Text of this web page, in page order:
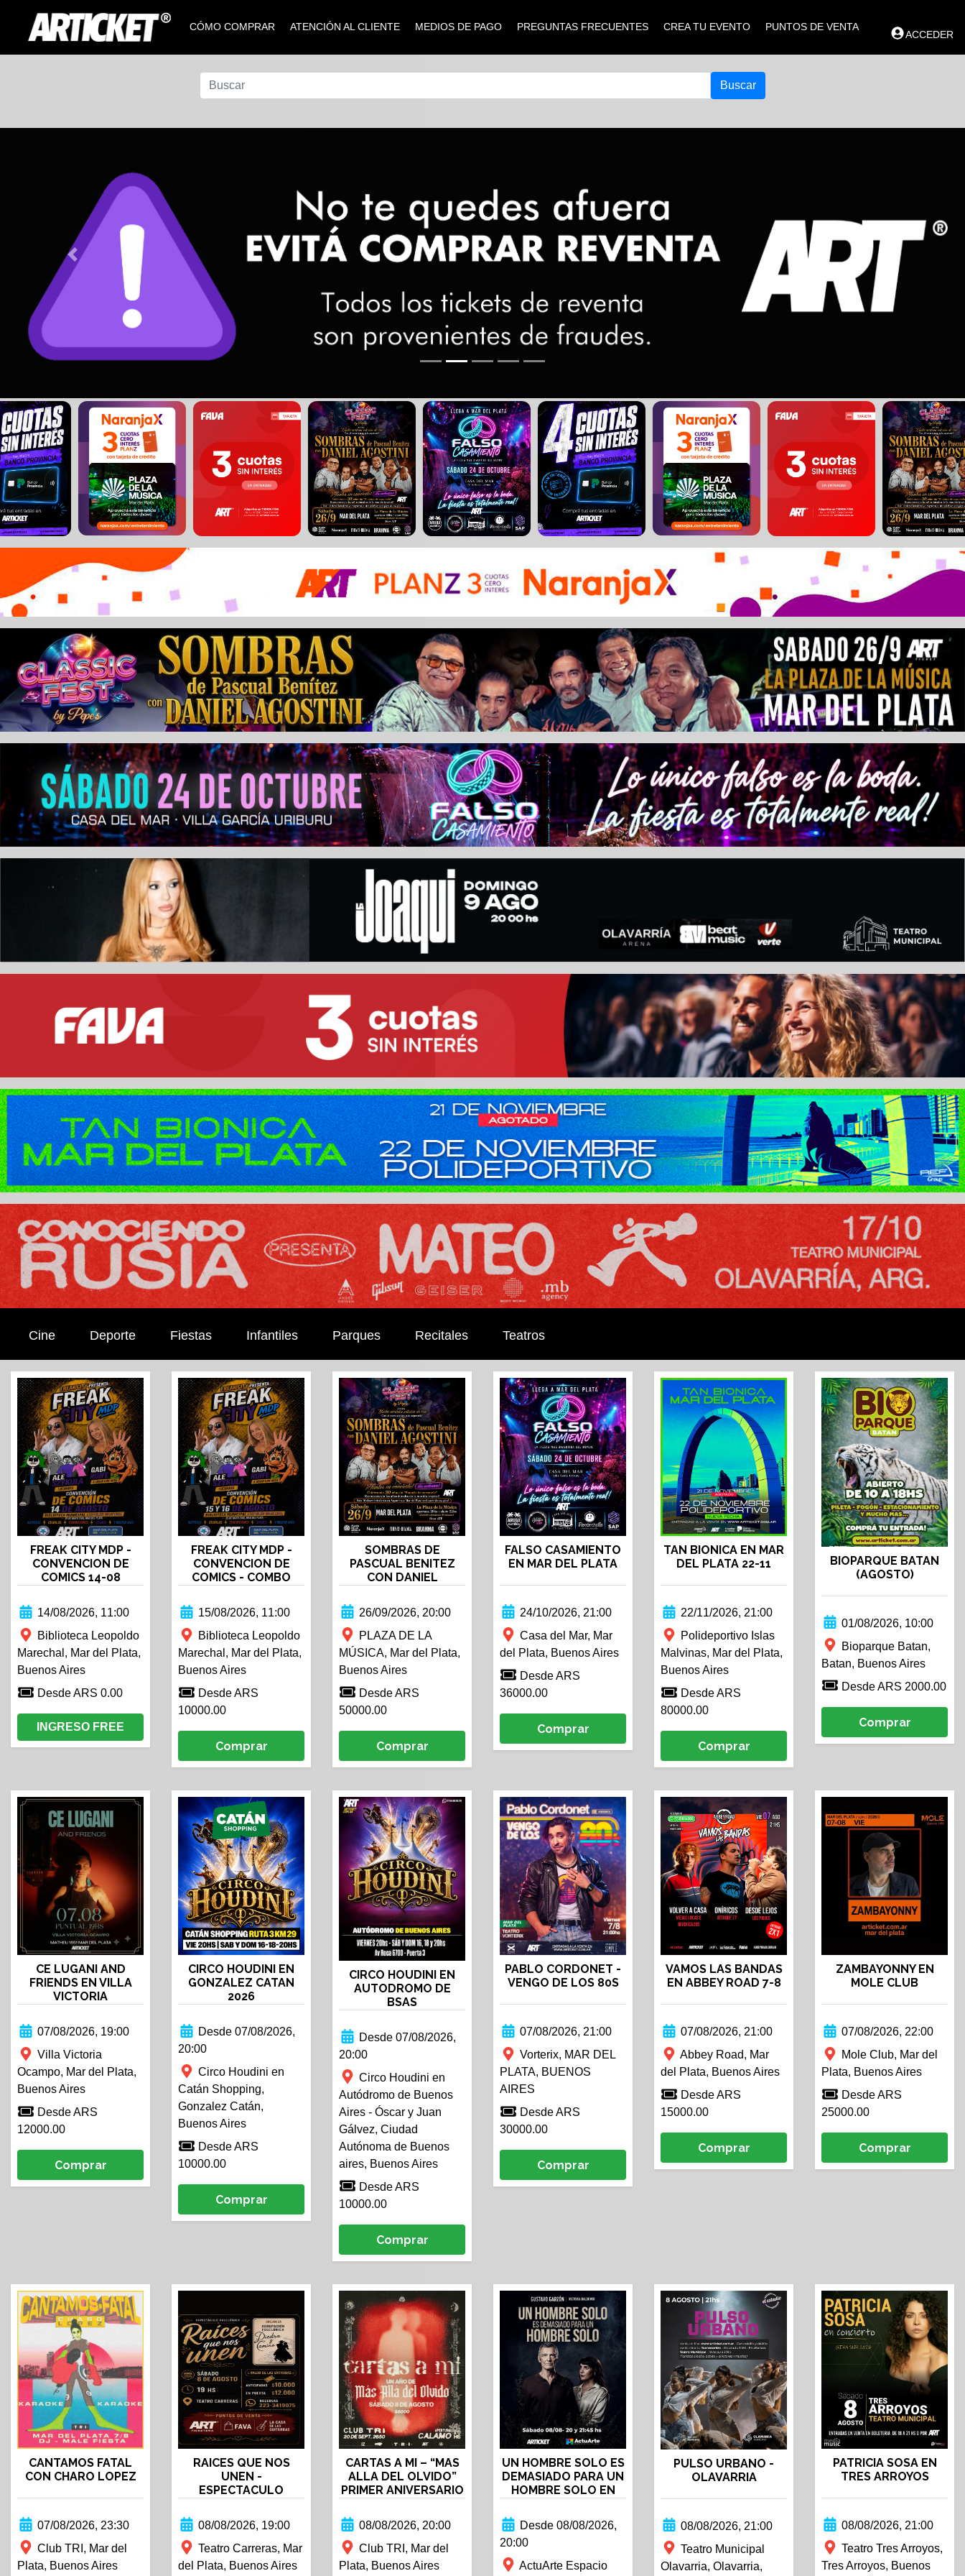
CÓMO COMPRAR ATENCIÓN AL CLIENTE MEDIOS DE PAGO PREGUNTAS FRECUENTES CREA TU EVENTO PUNTOS DE VENTA
ACCEDER
Buscar
Previous Next
Cine Deporte Fiestas Infantiles Parques Recitales Teatros
FREAK CITY MDP -
CONVENCION DE
COMICS 14-08
14/08/2026, 11:00
Biblioteca Leopoldo
Marechal, Mar del Plata,
Buenos Aires
Desde ARS 0.00
INGRESO FREE
FREAK CITY MDP -
CONVENCION DE
COMICS - COMBO
15/08/2026, 11:00
Biblioteca Leopoldo
Marechal, Mar del Plata,
Buenos Aires
Desde ARS
10000.00
Comprar
SOMBRAS DE
PASCUAL BENITEZ
CON DANIEL
DEL PLATA
26/09/2026, 20:00
PLAZA DE LA
MÚSICA, Mar del Plata,
Buenos Aires
Desde ARS
50000.00
Comprar
FALSO CASAMIENTO
EN MAR DEL PLATA
24/10/2026, 21:00
Casa del Mar, Mar
del Plata, Buenos Aires
Desde ARS
36000.00
Comprar
TAN BIONICA EN MAR
DEL PLATA 22-11
22/11/2026, 21:00
Polideportivo Islas
Malvinas, Mar del Plata,
Buenos Aires
Desde ARS
80000.00
Comprar
BIOPARQUE BATAN
(AGOSTO)
01/08/2026, 10:00
Bioparque Batan,
Batan, Buenos Aires
Desde ARS 2000.00
Comprar
CE LUGANI AND
FRIENDS EN VILLA
VICTORIA
07/08/2026, 19:00
Villa Victoria
Ocampo, Mar del Plata,
Buenos Aires
Desde ARS
12000.00
Comprar
CIRCO HOUDINI EN
GONZALEZ CATAN
2026
Desde 07/08/2026,
20:00
Circo Houdini en
Catán Shopping,
Gonzalez Catán,
Buenos Aires
Desde ARS
10000.00
Comprar
CIRCO HOUDINI EN
AUTODROMO DE
BSAS
Desde 07/08/2026,
20:00
Circo Houdini en
Autódromo de Buenos
Aires - Óscar y Juan
Gálvez, Ciudad
Autónoma de Buenos
aires, Buenos Aires
Desde ARS
10000.00
Comprar
PABLO CORDONET -
VENGO DE LOS 80S
07/08/2026, 21:00
Vorterix, MAR DEL
PLATA, BUENOS
AIRES
Desde ARS
30000.00
Comprar
VAMOS LAS BANDAS
EN ABBEY ROAD 7-8
07/08/2026, 21:00
Abbey Road, Mar
del Plata, Buenos Aires
Desde ARS
15000.00
Comprar
ZAMBAYONNY EN
MOLE CLUB
07/08/2026, 22:00
Mole Club, Mar del
Plata, Buenos Aires
Desde ARS
25000.00
Comprar
CANTAMOS FATAL
CON CHARO LOPEZ
07/08/2026, 23:30
Club TRI, Mar del
Plata, Buenos Aires
RAICES QUE NOS
UNEN -
ESPECTACULO
08/08/2026, 19:00
Teatro Carreras, Mar
del Plata, Buenos Aires
CARTAS A MI – “MAS
ALLA DEL OLVIDO”
PRIMER ANIVERSARIO
08/08/2026, 20:00
Club TRI, Mar del
Plata, Buenos Aires
UN HOMBRE SOLO ES
DEMASIADO PARA UN
HOMBRE SOLO EN
Desde 08/08/2026,
20:00
ActuArte Espacio
PULSO URBANO -
OLAVARRIA
08/08/2026, 21:00
Teatro Municipal
Olavarria, Olavarria,
PATRICIA SOSA EN
TRES ARROYOS
08/08/2026, 21:00
Teatro Tres Arroyos,
Tres Arroyos, Buenos